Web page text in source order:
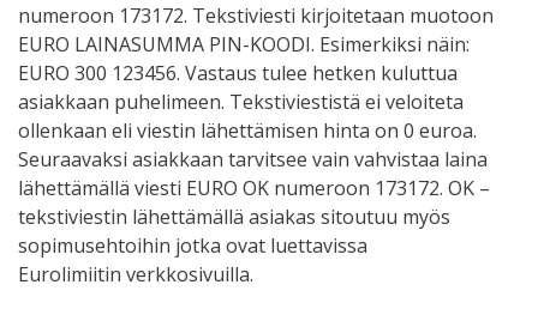
numeroon 173172. Tekstiviesti kirjoitetaan muotoon
EURO LAINASUMMA PIN-KOODI. Esimerkiksi näin:
EURO 300 123456. Vastaus tulee hetken kuluttua
asiakkaan puhelimeen. Tekstiviestistä ei veloiteta
ollenkaan eli viestin lähettämisen hinta on 0 euroa.
Seuraavaksi asiakkaan tarvitsee vain vahvistaa laina
lähettämällä viesti EURO OK numeroon 173172. OK –
tekstiviestin lähettämällä asiakas sitoutuu myös
sopimusehtoihin jotka ovat luettavissa
Eurolimiitin verkkosivuilla.